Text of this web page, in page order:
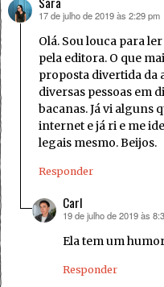
disse:
17 de julho de 2019 às 2:29 pm
Olá. Sou louca para
pela editora. O que
proposta divertida da
diversas pessoas em
bacanas. Já vi alguns
internet e já ri e me
legais mesmo. Beijos.
Responder
Carl
disse:
19 de julho de 2019 às
Ela tem um
Responder